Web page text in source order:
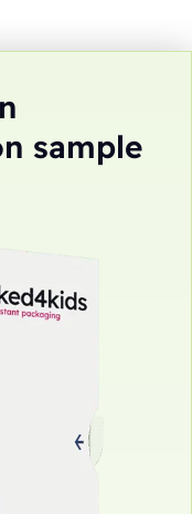
sample